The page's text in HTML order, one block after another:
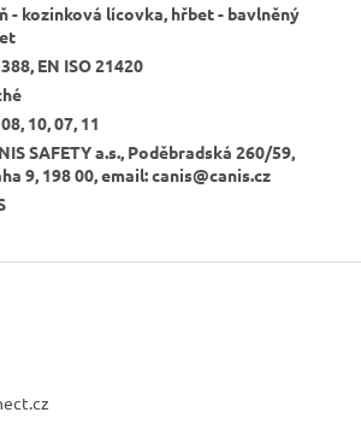
- kozinková lícovka, hřbet - bavlněný
EN ISO 21420
10, 07, 11
SAFETY a.s., Poděbradská 260/59,
9, 198 00, email: canis@canis.cz